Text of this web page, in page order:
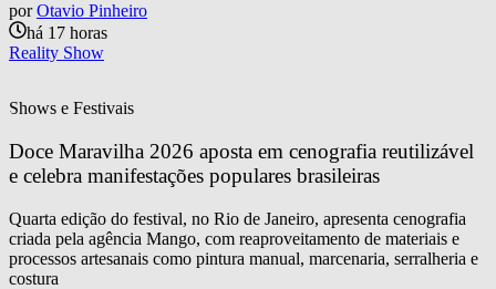
por Otavio Pinheiro
há 17 horas
Reality Show
Shows e Festivais
Doce Maravilha 2026 aposta em cenografia reutilizável
e celebra manifestações populares brasileiras
Quarta edição do festival, no Rio de Janeiro, apresenta cenografia
criada pela agência Mango, com reaproveitamento de materiais e
processos artesanais como pintura manual, marcenaria, serralheria e
costura